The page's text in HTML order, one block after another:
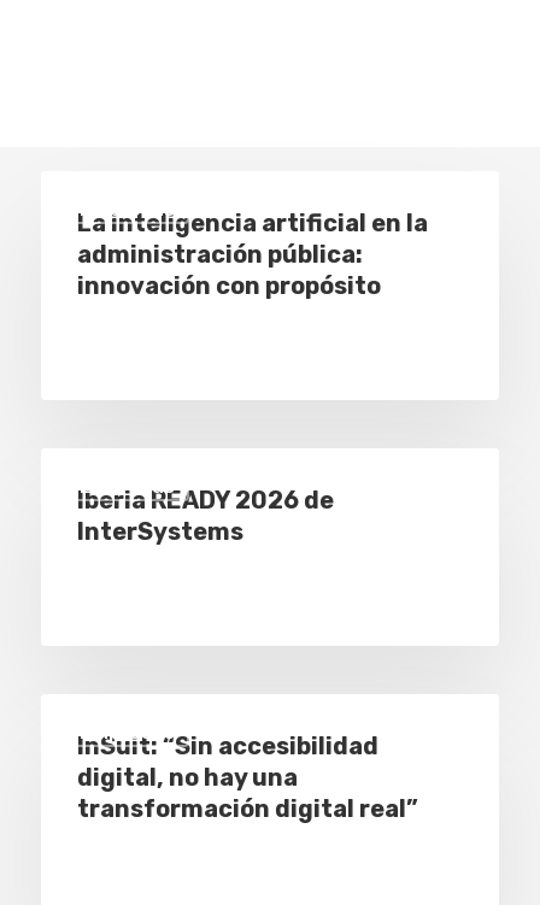
Empresas
La inteligencia artificial en la
administración pública:
innovación con propósito
Empresas
Iberia READY 2026 de
InterSystems
Empresas
InSuit: “Sin accesibilidad
digital, no hay una
transformación digital real”
Empresas